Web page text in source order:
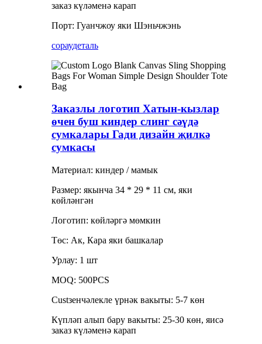
заказ күләменә карап
Порт: Гуанчжоу яки Шэньчжэнь
сораудеталь
Заказлы логотип Хатын-кызлар
өчен буш киндер слинг сәүдә
сумкалары Гади дизайн җилкә
сумкасы
Материал: киндер / мамык
Размер: якынча 34 * 29 * 11 см, яки
көйләнгән
Логотип: көйләргә мөмкин
Төс: Ак, Кара яки башкалар
Урлау: 1 шт
MOQ: 500PCS
Custзенчәлекле үрнәк вакыты: 5-7 көн
Күпләп алып бару вакыты: 25-30 көн, яисә
заказ күләменә карап